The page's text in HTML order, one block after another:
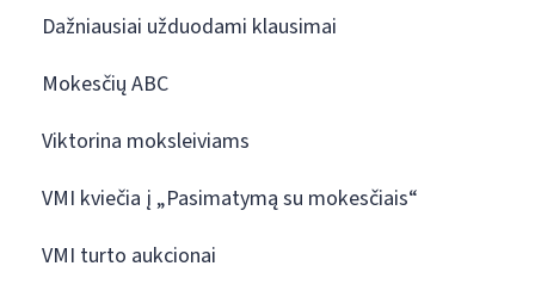
Dažniausiai užduodami klausimai
Mokesčių ABC
Viktorina moksleiviams
VMI kviečia į „Pasimatymą su mokesčiais“
VMI turto aukcionai